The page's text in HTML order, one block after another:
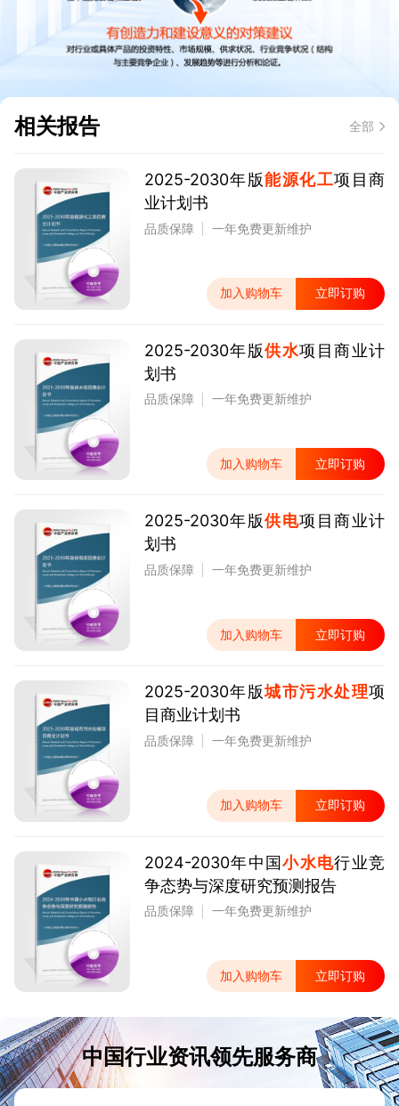
相关报告 全部
2025-2030年版能源化工项目商
业计划书
品质保障 一年免费更新维护
加入购物车 立即订购
2025-2030年版供水项目商业计
划书
品质保障 一年免费更新维护
加入购物车 立即订购
2025-2030年版供电项目商业计
划书
品质保障 一年免费更新维护
加入购物车 立即订购
2025-2030年版城市污水处理项
目商业计划书
品质保障 一年免费更新维护
加入购物车 立即订购
2024-2030年中国小水电行业竞
争态势与深度研究预测报告
品质保障 一年免费更新维护
加入购物车 立即订购
中国行业资讯领先服务商